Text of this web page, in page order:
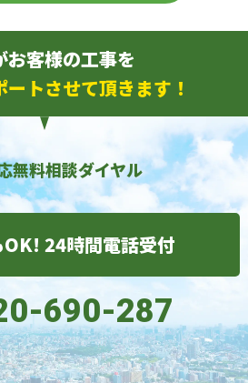
お客様の工事を
トさせて頂きます！
無料相談ダイヤル
24時間電話受付
690-287